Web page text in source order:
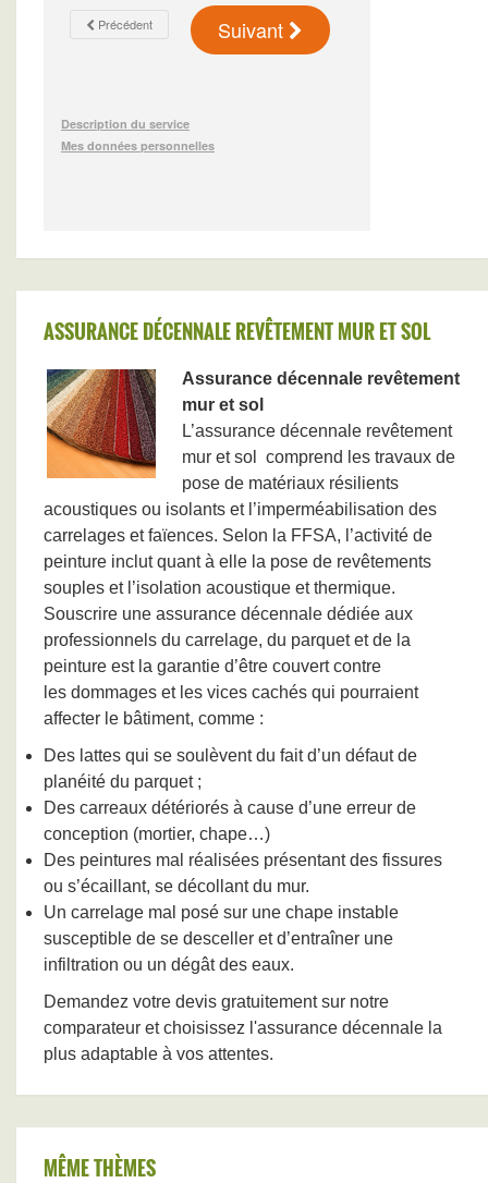
ASSURANCE DÉCENNALE REVÊTEMENT MUR ET SOL
Assurance décennale revêtement
mur et sol
L’assurance décennale revêtement
mur et sol comprend les travaux de
pose de matériaux résilients
acoustiques ou isolants et l’imperméabilisation des
carrelages et faïences. Selon la FFSA, l’activité de
peinture inclut quant à elle la pose de revêtements
souples et l’isolation acoustique et thermique.
Souscrire une assurance décennale dédiée aux
professionnels du carrelage, du parquet et de la
peinture est la garantie d’être couvert contre
les dommages et les vices cachés qui pourraient
affecter le bâtiment, comme :
Des lattes qui se soulèvent du fait d’un défaut de
planéité du parquet ;
Des carreaux détériorés à cause d’une erreur de
conception (mortier, chape…)
Des peintures mal réalisées présentant des fissures
ou s’écaillant, se décollant du mur.
Un carrelage mal posé sur une chape instable
susceptible de se desceller et d’entraîner une
infiltration ou un dégât des eaux.
Demandez votre devis gratuitement sur notre
comparateur et choisissez l'assurance décennale la
plus adaptable à vos attentes.
MÊME THÈMES